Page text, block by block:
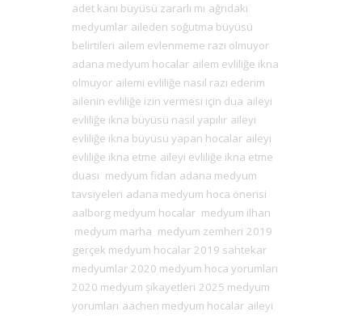
adet kanı büyüsü zararlı mı ağrıdaki
medyumlar aileden soğutma büyüsü
belirtileri ailem evlenmeme razı olmuyor
adana medyum hocalar ailem evliliğe ikna
olmuyor ailemi evliliğe nasıl razı ederim
ailenin evliliğe izin vermesi için dua aileyi
evliliğe ikna büyüsü nasıl yapılır aileyi
evliliğe ikna büyüsü yapan hocalar aileyi
evliliğe ikna etme aileyi evliliğe ikna etme
duası medyum fidan adana medyum
tavsiyeleri adana medyum hoca önerisi
aalborg medyum hocalar medyum ilhan
medyum marha medyum zemheri 2019
gerçek medyum hocalar 2019 sahtekar
medyumlar 2020 medyum hoca yorumları
2020 medyum şikayetleri 2025 medyum
yorumları aachen medyum hocalar aileyi